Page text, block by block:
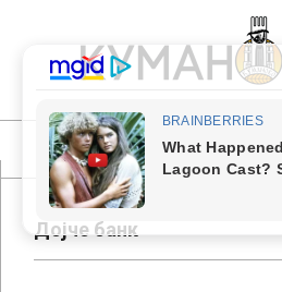
content
КУМАНОВСКИ
МУАБЕТИ
Primary
Navigation
MenuДојче банк